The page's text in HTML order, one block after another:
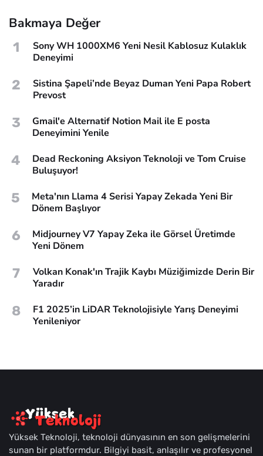
Bakmaya Değer
1
Sony WH 1000XM6 Yeni Nesil Kablosuz Kulaklık
Deneyimi
2
Sistina Şapeli’nde Beyaz Duman Yeni Papa Robert
Prevost
3
Gmail'e Alternatif Notion Mail ile E posta
Deneyimini Yenile
4
Dead Reckoning Aksiyon Teknoloji ve Tom Cruise
Buluşuyor!
5
Meta'nın Llama 4 Serisi Yapay Zekada Yeni Bir
Dönem Başlıyor
6
Midjourney V7 Yapay Zeka ile Görsel Üretimde
Yeni Dönem
7
Volkan Konak'ın Trajik Kaybı Müziğimizde Derin Bir
Yaradır
8
F1 2025’in LiDAR Teknolojisiyle Yarış Deneyimi
Yenileniyor
Yüksek Teknoloji, teknoloji dünyasının en son gelişmelerini
sunan bir platformdur. Bilgiyi basit, anlaşılır ve profesyonel